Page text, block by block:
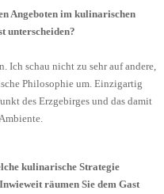
Angeboten im kulinarischen
unterscheiden?
Ich schau nicht zu sehr auf andere,
Philosophie um. Einzigartig
des Erzgebirges und das damit
kulinarische Strategie
räumen Sie dem Gast